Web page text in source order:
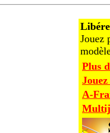
Jouez
Plus
A-